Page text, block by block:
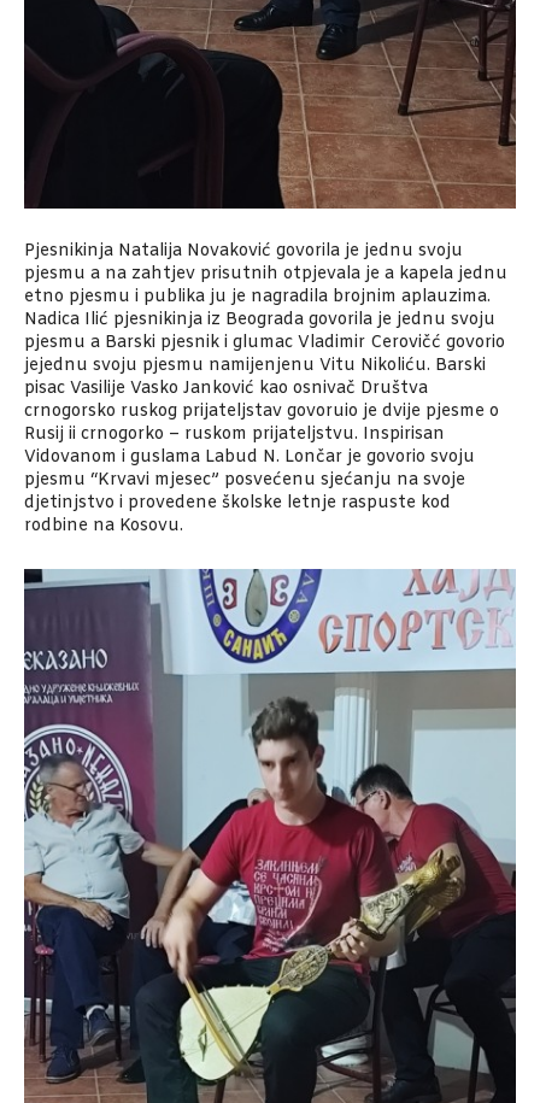
Pjesnikinja Natalija Novaković govorila je jednu svoju
pjesmu a na zahtjev prisutnih otpjevala je a kapela jednu
etno pjesmu i publika ju je nagradila brojnim aplauzima.
Nadica Ilić pjesnikinja iz Beograda govorila je jednu svoju
pjesmu a Barski pjesnik i glumac Vladimir Cerovičć govorio
jejednu svoju pjesmu namijenjenu Vitu Nikoliću. Barski
pisac Vasilije Vasko Janković kao osnivač Društva
crnogorsko ruskog prijateljstav govoruio je dvije pjesme o
Rusij ii crnogorko – ruskom prijateljstvu. Inspirisan
Vidovanom i guslama Labud N. Lončar je govorio svoju
pjesmu “Krvavi mjesec” posvećenu sjećanju na svoje
djetinjstvo i provedene školske letnje raspuste kod
rodbine na Kosovu.